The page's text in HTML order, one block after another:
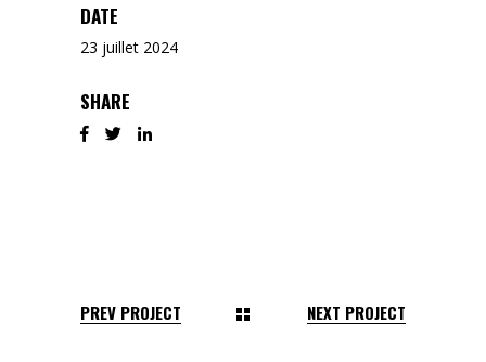
DATE
23 juillet 2024
SHARE
PREV PROJECT NEXT PROJECT